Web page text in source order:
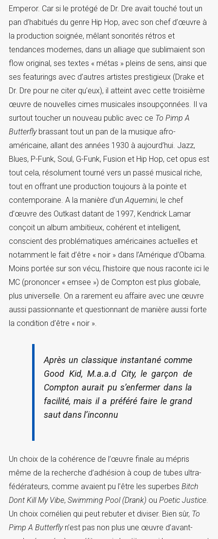
Emperor. Car si le protégé de Dr. Dre avait touché tout un
pan d’habitués du genre Hip Hop, avec son chef d’œuvre à
la production soignée, mêlant sonorités rétros et
tendances modernes, dans un alliage que sublimaient son
flow original, ses textes « métas » pleins de sens, ainsi que
ses featurings avec d’autres artistes prestigieux (Drake et
Dr. Dre pour ne citer qu’eux), il atteint avec cette troisième
œuvre de nouvelles cimes musicales insoupçonnées. Il va
surtout toucher un nouveau public avec ce To Pimp A
Butterflybrassant tout un pan de la musique afro-
américaine, allant des années 1930 à aujourd’hui. Jazz,
Blues, P-Funk, Soul, G-Funk, Fusion et Hip Hop, cet opus est
tout cela, résolument tourné vers un passé musical riche,
tout en offrant une production toujours à la pointe et
contemporaine. A la manière d’un Aquemini, le chef
d’œuvre des Outkast datant de 1997, Kendrick Lamar
conçoit un album ambitieux, cohérent et intelligent,
conscient des problématiques américaines actuelles et
notamment le fait d’être « noir » dans l’Amérique d’Obama.
Moins portée sur son vécu, l’histoire que nous raconte ici le
MC (prononcer « emsee ») de Compton est plus globale,
plus universelle. On a rarement eu affaire avec une œuvre
aussi passionnante et questionnant de manière aussi forte
la condition d’être « noir ».
Après un classique instantané comme
Good Kid, M.a.a.d City, le garçon de
Compton aurait pu s’enfermer dans la
facilité, mais il a préféré faire le grand
saut dans l’inconnu
Un choix de la cohérence de l’œuvre finale au mépris
même de la recherche d’adhésion à coup de tubes ultra-
fédérateurs, comme avaient pu l’être les superbes Bitch
Dont Kill My Vibe, Swimming Pool (Drank) ou Poetic Justice.
Un choix cornélien qui peut rebuter et diviser. Bien sûr, To
Pimp A Butterflyn’est pas non plus une œuvre d’avant-